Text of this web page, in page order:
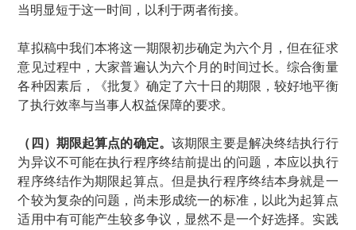
当明显短于这一时间，以利于两者衔接。
草拟稿中我们本将这一期限初步确定为六个月，但在征求
意见过程中，大家普遍认为六个月的时间过长。综合衡量
各种因素后，《批复》确定了六十日的期限，较好地平衡
了执行效率与当事人权益保障的要求。
（四）期限起算点的确定。 该期限主要是解决终结执行行
为异议不可能在执行程序终结前提出的问题，本应以执行
程序终结作为期限起算点。但是执行程序终结本身就是一
个较为复杂的问题，尚未形成统一的标准，以此为起算点
适用中有可能产生较多争议，显然不是一个好选择。实践